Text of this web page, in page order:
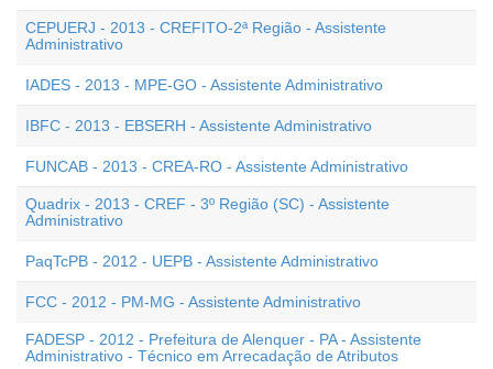
CEPUERJ - 2013 - CREFITO-2ª Região - Assistente
Administrativo
IADES - 2013 - MPE-GO - Assistente Administrativo
IBFC - 2013 - EBSERH - Assistente Administrativo
FUNCAB - 2013 - CREA-RO - Assistente Administrativo
Quadrix - 2013 - CREF - 3º Região (SC) - Assistente
Administrativo
PaqTcPB - 2012 - UEPB - Assistente Administrativo
FCC - 2012 - PM-MG - Assistente Administrativo
FADESP - 2012 - Prefeitura de Alenquer - PA - Assistente
Administrativo - Técnico em Arrecadação de Atributos